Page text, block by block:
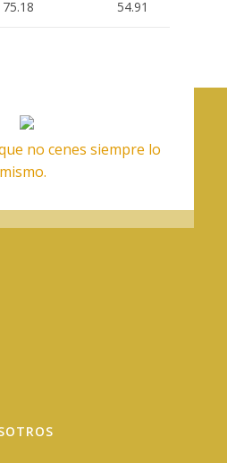
75.18 54.91
no cenes siempre lo
mismo.